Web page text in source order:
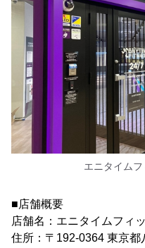
エニタイム
■店舗概要
店舗名：エニタイムフィ
住所：〒192-0364 東京